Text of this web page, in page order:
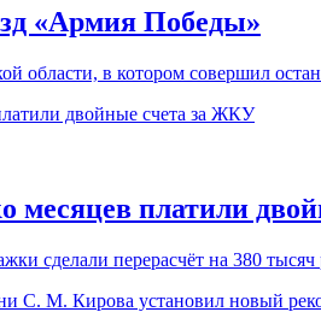
«Армия Победы»
области, в котором совершил
месяцев платили
сделали перерасчёт на 380 тысяч